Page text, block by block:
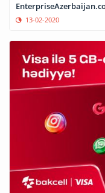
13-02-2020